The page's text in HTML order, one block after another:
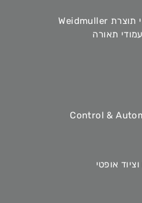
עמדות טעינה לרכב חשמלי תוצרת Weidmuller
תאורה
אופטי